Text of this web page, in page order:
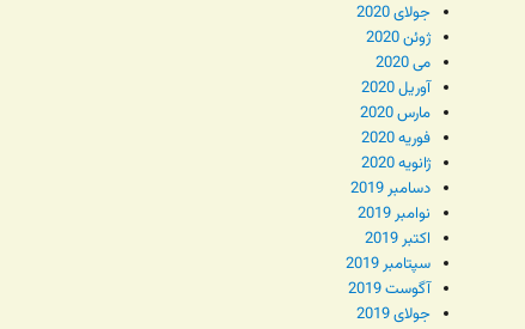
جولای 2020
ژوئن 2020
می 2020
آوریل 2020
مارس 2020
فوریه 2020
ژانویه 2020
دسامبر 2019
نوامبر 2019
اکتبر 2019
سپتامبر 2019
آگوست 2019
جولای 2019